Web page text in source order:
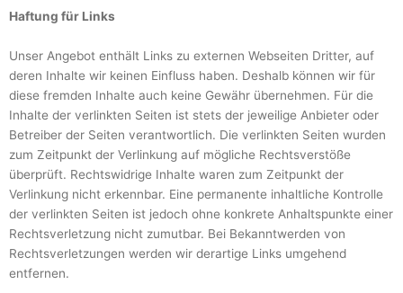
Haftung für Links
Unser Angebot enthält Links zu externen Webseiten Dritter, auf
deren Inhalte wir keinen Einfluss haben. Deshalb können wir für
diese fremden Inhalte auch keine Gewähr übernehmen. Für die
Inhalte der verlinkten Seiten ist stets der jeweilige Anbieter oder
Betreiber der Seiten verantwortlich. Die verlinkten Seiten wurden
zum Zeitpunkt der Verlinkung auf mögliche Rechtsverstöße
überprüft. Rechtswidrige Inhalte waren zum Zeitpunkt der
Verlinkung nicht erkennbar. Eine permanente inhaltliche Kontrolle
der verlinkten Seiten ist jedoch ohne konkrete Anhaltspunkte einer
Rechtsverletzung nicht zumutbar. Bei Bekanntwerden von
Rechtsverletzungen werden wir derartige Links umgehend
entfernen.